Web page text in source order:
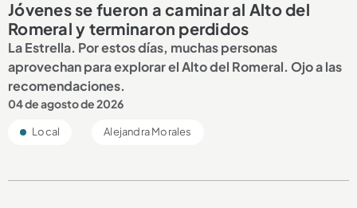
Jóvenes se fueron a caminar al Alto del
Romeral y terminaron perdidos
La Estrella. Por estos días, muchas personas
aprovechan para explorar el Alto del Romeral. Ojo a las
recomendaciones.
04 de agosto de 2026
Local Alejandra Morales